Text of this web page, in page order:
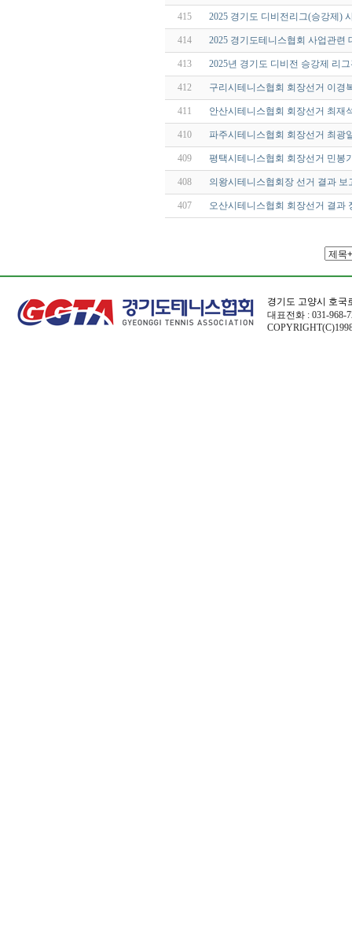
415 2025 경기도 디비전리그(승강제)
414 2025 경기도테니스협회 사업관련
413 2025년 경기도 디비전 승강제 리
412 구리시테니스협회 회장선거 이경
411 안산시테니스협회 회장선거 최재
410 파주시테니스협회 회장선거 최광
409 평택시테니스협회 회장선거 민봉
408 의왕시테니스협회장 선거 결과 보
407 오산시테니스협회 회장선거 결과
경기도 고양시 호국
대표전화 : 031-968-